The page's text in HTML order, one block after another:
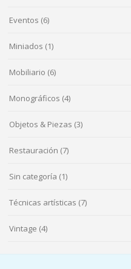
Eventos (6)
Miniados (1)
Mobiliario (6)
Monográficos (4)
Objetos & Piezas (3)
Restauración (7)
Sin categoría (1)
Técnicas artísticas (7)
Vintage (4)